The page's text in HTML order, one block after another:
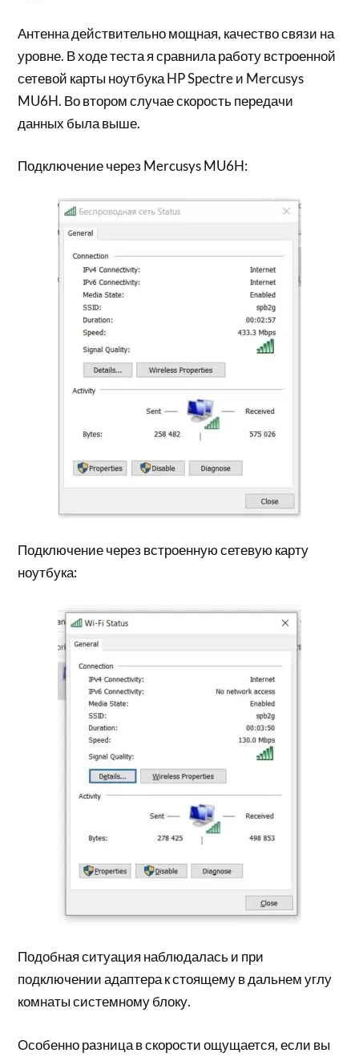
Антенна действительно мощная, качество связи на
уровне. В ходе теста я сравнила работу встроенной
сетевой карты ноутбука HP Spectre и Mercusys
MU6H. Во втором случае скорость передачи
данных была выше.
Подключение через Mercusys MU6H:
Подключение через встроенную сетевую карту
ноутбука:
Подобная ситуация наблюдалась и при
подключении адаптера к стоящему в дальнем углу
комнаты системному блоку.
Особенно разница в скорости ощущается, если вы